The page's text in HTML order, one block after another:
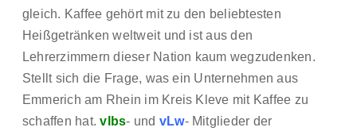
gleich. Kaffee gehört mit zu den beliebtesten
Heißgetränken weltweit und ist aus den
Lehrerzimmern dieser Nation kaum wegzudenken.
Stellt sich die Frage, was ein Unternehmen aus
Emmerich am Rhein im Kreis Kleve mit Kaffee zu
schaffen hat.vlbs- und vLw- Mitglieder der